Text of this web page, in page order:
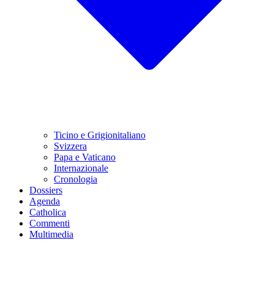
Ticino e Grigionitaliano
Svizzera
Papa e Vaticano
Internazionale
Cronologia
Dossiers
Agenda
Catholica
Commenti
Multimedia